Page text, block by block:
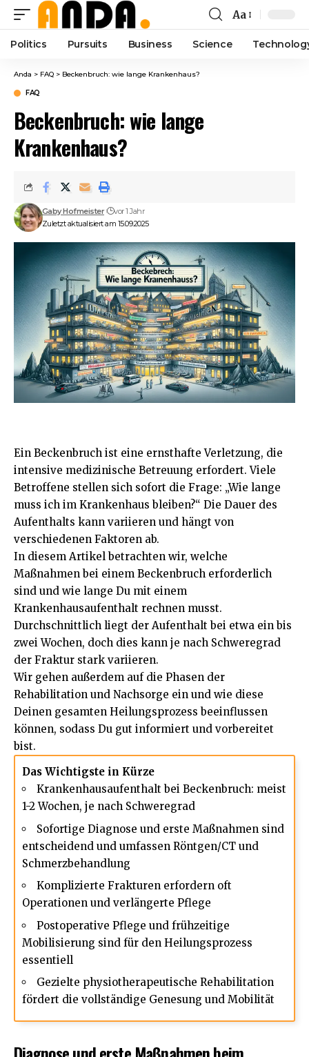
Font
Resizer
Aa
Politics Pursuits Business Science
Anda > FAQ > Beckenbruch: wie lange Krankenhaus?
FAQ
Beckenbruch: wie lange
Krankenhaus?
Zuletzt aktualisiert am 15.09.2025
Gaby Hofmeister vor 1 Jahr
Ein Beckenbruch ist eine ernsthafte Verletzung, die
intensive medizinische Betreuung erfordert. Viele
Betroffene stellen sich sofort die Frage: „Wie lange
muss ich im Krankenhaus bleiben?“ Die Dauer des
Aufenthalts kann variieren und hängt von
verschiedenen Faktoren ab.
In diesem Artikel betrachten wir, welche
Maßnahmen bei einem Beckenbruch erforderlich
sind und wie lange Du mit einem
Krankenhausaufenthalt rechnen musst.
Durchschnittlich liegt der Aufenthalt bei etwa ein bis
zwei Wochen, doch dies kann je nach Schweregrad
der Fraktur stark variieren.
Wir gehen außerdem auf die Phasen der
Rehabilitation und Nachsorge ein und wie diese
Deinen gesamten Heilungsprozess beeinflussen
können, sodass Du gut informiert und vorbereitet
bist.
Das Wichtigste in Kürze
Krankenhausaufenthalt bei Beckenbruch: meist
1-2 Wochen, je nach Schweregrad
Sofortige Diagnose und erste Maßnahmen sind
entscheidend und umfassen Röntgen/CT und
Schmerzbehandlung
Komplizierte Frakturen erfordern oft
Operationen und verlängerte Pflege
Postoperative Pflege und frühzeitige
Mobilisierung sind für den Heilungsprozess
essentiell
Gezielte physiotherapeutische Rehabilitation
fördert die vollständige Genesung und Mobilität